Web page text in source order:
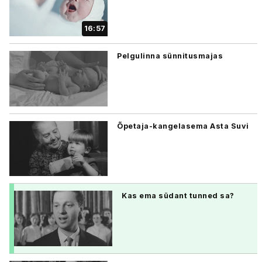
16:57
Pelgulinna sünnitusmajas
Õpetaja-kangelasema Asta Suvi
Kas ema südant tunned sa?